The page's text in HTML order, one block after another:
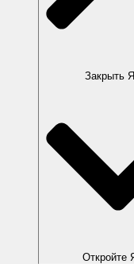
Закрыть
Откройте